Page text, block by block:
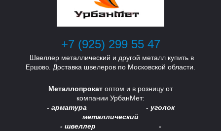
Т+7 (925) 299 55 47
Швеллер металлический и другой металл купить в
Ершово . Доставка швелеров по Московской области.
Металлопрокат оптом и в розницу от
компании УрбанМет:
- арматура - уголок
металлический
- швеллер -
Т